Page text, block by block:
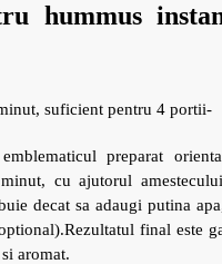
hummus
suficient pentru 4 portii-
preparat
cu ajutorul
decat sa adaugi putina
final este
aromat.